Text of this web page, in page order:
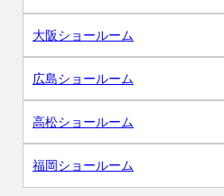
大阪ショールーム
広島ショールーム
高松ショールーム
福岡ショールーム